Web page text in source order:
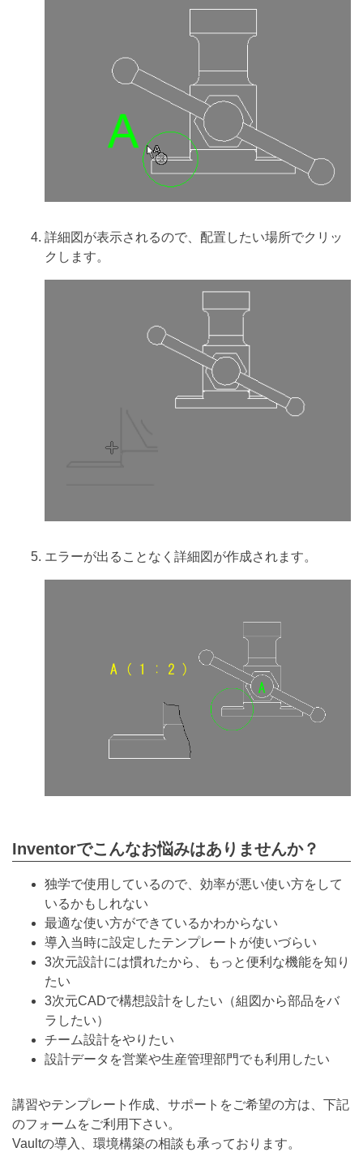
詳細図が表示されるので、配置したい場所でクリッ
クします。
エラーが出ることなく詳細図が作成されます。
Inventorでこんなお悩みはありませんか？
独学で使用しているので、効率が悪い使い方をして
いるかもしれない
最適な使い方ができているかわからない
導入当時に設定したテンプレートが使いづらい
3次元設計には慣れたから、もっと便利な機能を知り
たい
3次元CADで構想設計をしたい（組図から部品をバ
ラしたい）
チーム設計をやりたい
設計データを営業や生産管理部門でも利用したい
講習やテンプレート作成、サポートをご希望の方は、下記
のフォームをご利用下さい。
Vaultの導入、環境構築の相談も承っております。